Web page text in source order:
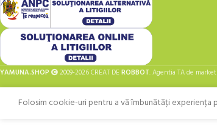
YAMUNA.SHOP 2009-2026 CREAT DEROBBOT. Agentia TA de
Folosim cookie-uri pentru a vă îmbunătăți experiența